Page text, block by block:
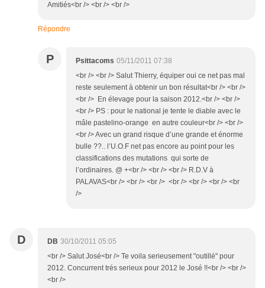
Amitiés<br /> <br /> <br />
Répondre
P Psittacoms 05/11/2011 07:38
<br /> <br /> Salut Thierry, équiper oui ce net pas mal
reste seulement à obtenir un bon résultat<br /> <br />
<br /> En élevage pour la saison 2012.<br /> <br />
<br /> PS : pour le national je tente le diable avec le
mâle pastelino-orange en autre couleur<br /> <br />
<br /> Avec un grand risque d’une grande et énorme
bulle ??.. l’U.O.F net pas encore au point pour les
classifications des mutations qui sorte de
l’ordinaires. @ +<br /> <br /> <br /> R.D.V à
PALAVAS<br /> <br /> <br /> <br /> <br /> <br /> <br
/>
D DB 30/10/2011 05:05
<br /> Salut José<br /> Te voila serieusement "outillé" pour
2012. Concurrent trés serieux pour 2012 le José !!<br /> <br />
<br />